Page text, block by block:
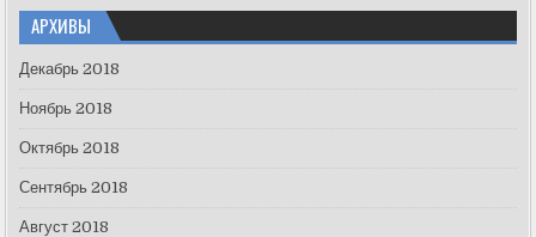
АРХИВЫ
Декабрь 2018
Ноябрь 2018
Октябрь 2018
Сентябрь 2018
Август 2018